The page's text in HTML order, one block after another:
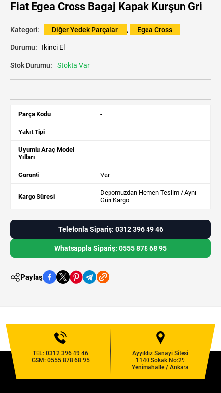
Fiat Egea Cross Bagaj Kapak Kurşun Gri
Kategori: Diğer Yedek Parçalar , Egea Cross
Durumu: İkinci El
Stok Durumu: Stokta Var
Parça Kodu -
Yakıt Tipi -
Uyumlu Araç Model
Yılları
-
Garanti Var
Kargo Süresi
Depomuzdan Hemen Teslim / Aynı
Gün Kargo
Telefonla Sipariş: 0312 396 49 46
Whatsappla Sipariş: 0555 878 68 95
Paylaş
TEL:0312 396 49 46
GSM: 0555 878 68 95
Ayyıldız Sanayi Sitesi
1140 Sokak No:29
Yenimahalle / Ankara